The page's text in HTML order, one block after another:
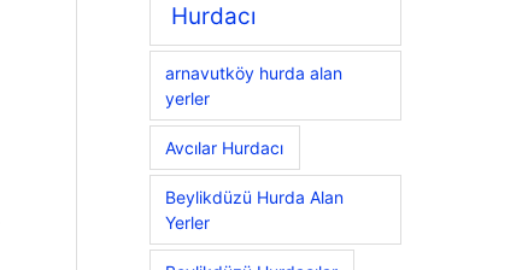
Hurdacı
arnavutköy hurda alan
yerler
Avcılar Hurdacı
Beylikdüzü Hurda Alan
Yerler